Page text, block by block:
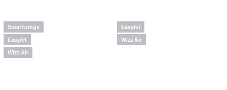
Smartwings
EasyJet
Wizz Air
EasyJet
Wizz Air